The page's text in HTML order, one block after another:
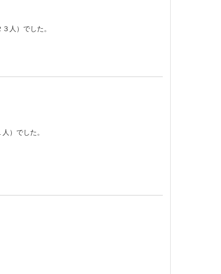
人）でした。
）でした。